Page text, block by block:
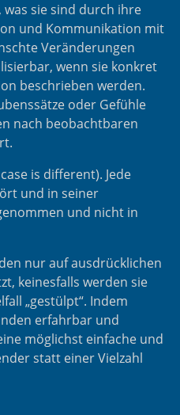
was sie sind durch ihre
und Kommunikation mit
Veränderungen
wenn sie konkret
beschrieben werden.
oder Gefühle
nach beobachtbaren
is different). Jede
und in seiner
und nicht in
nur auf ausdrücklichen
keinesfalls werden sie
„gestülpt“. Indem
erfahrbar und
möglichst einfache und
statt einer Vielzahl